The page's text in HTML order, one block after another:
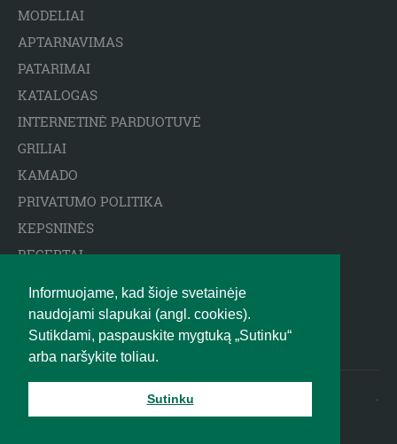
Informuojame, kad šioje svetainėje
naudojami slapukai (angl. cookies).
Sutikdami, paspauskite mygtuką „Sutinku“
arba naršykite toliau.
Sutinku
MODELIAI
APTARNAVIMAS
PATARIMAI
KATALOGAS
INTERNETINĖ PARDUOTUVĖ
GRILIAI
KAMADO
PRIVATUMO POLITIKA
KEPSNINĖS
RECEPTAI
ATSAKOMYBĖS APRIBOJIMAS
BIGGREENEGG.EU
2010 - 2025 © BIG GREEN EGG
LIETUVA UAB R-CENTRAS |